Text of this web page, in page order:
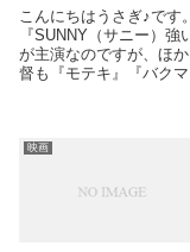
こんにちはうさぎ♪です
『SUNNY（サニー）
が主演なのですが、ほ
督も『モテキ』『バク
映画